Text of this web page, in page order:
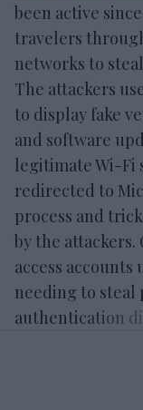
been active
travelers
networks to
The attackers
to display fake
and software
legitimate Wi-Fi
redirected to
process and
by the attackers.
access
needing to steal
authentication